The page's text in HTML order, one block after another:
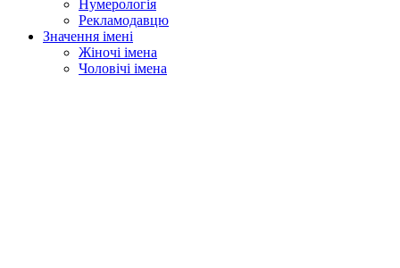
Нумерологія
Рекламодавцю
Значення імені
Жіночі імена
Чоловічі імена